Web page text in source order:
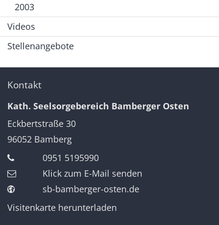
2003
Videos
Stellenangebote
Kontakt
Kath. Seelsorgebereich Bamberger Osten
Eckbertstraße 30
96052 Bamberg
0951 5195990
Klick zum E-Mail senden
sb-bamberger-osten.de
Visitenkarte herunterladen